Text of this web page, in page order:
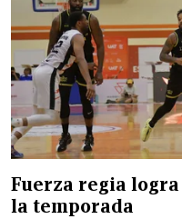
Fuerza regia
la temporada